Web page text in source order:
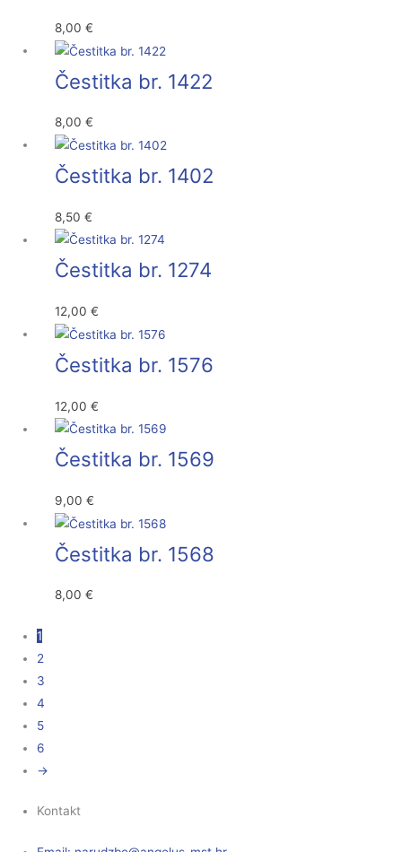
8,00€
Čestitka br. 1422
8,00€
Čestitka br. 1402
8,50€
Čestitka br. 1274
12,00€
Čestitka br. 1576
12,00€
Čestitka br. 1569
9,00€
Čestitka br. 1568
8,00€
1
2
3
4
5
6
→
Kontakt